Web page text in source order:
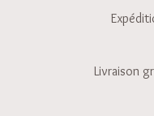
Livraison